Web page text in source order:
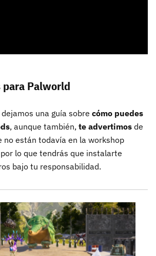
para Palworld
una guía sobre cómo puedes
, aunque también, te advertimos de
no están todavía en la workshop
lo que tendrás que instalarte
bajo tu responsabilidad.